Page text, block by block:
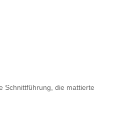
Schnittführung, die mattierte